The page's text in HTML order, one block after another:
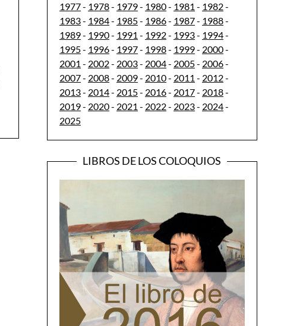
1977- 1978- 1979- 1980- 1981 - 1982-
1983- 1984- 1985- 1986- 1987- 1988-
1989- 1990- 1991 - 1992- 1993- 1994-
1995- 1996- 1997- 1998- 1999- 2000-
2001 - 2002- 2003- 2004- 2005- 2006-
2007- 2008- 2009- 2010- 2011 - 2012-
2013- 2014- 2015- 2016- 2017- 2018-
2019- 2020- 2021 - 2022- 2023- 2024-
2025
LIBROS DE LOS COLOQUIOS